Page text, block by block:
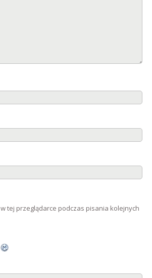
tej przeglądarce podczas pisania kolejnych